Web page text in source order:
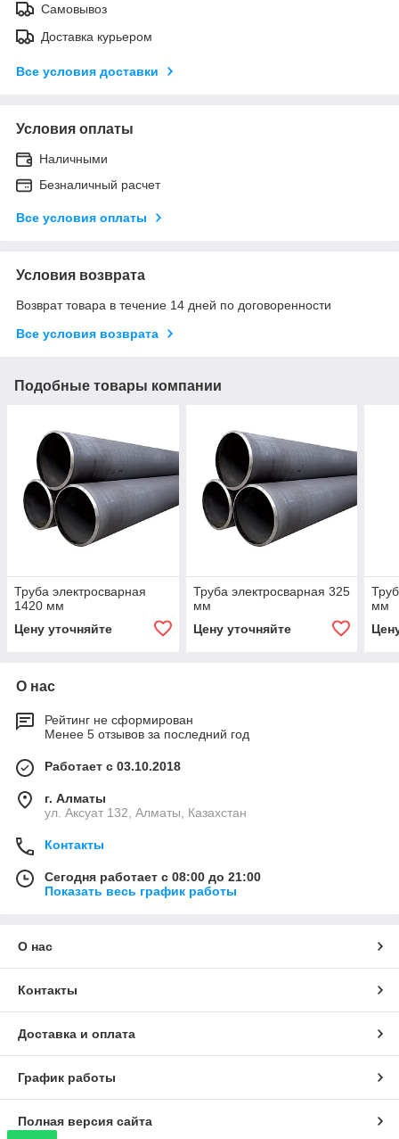
Самовывоз
Доставка курьером
Все условия доставки
Условия оплаты
Наличными
Безналичный расчет
Все условия оплаты
Условия возврата
Возврат товара в течение 14 дней по договоренности
Все условия возврата
Подобные товары компании
Труба электросварная
1420 мм
Цену уточняйте
Труба электросварная 325
мм
Цену уточняйте
мм
О нас
Рейтинг не сформирован
Менее 5 отзывов за последний год
Работает с 03.10.2018
г. Алматы
ул. Аксуат 132, Алматы, Казахстан
Контакты
Сегодня работает с 08:00 до 21:00
Показать весь график работы
О нас
Контакты
Доставка и оплата
График работы
Полная версия сайта